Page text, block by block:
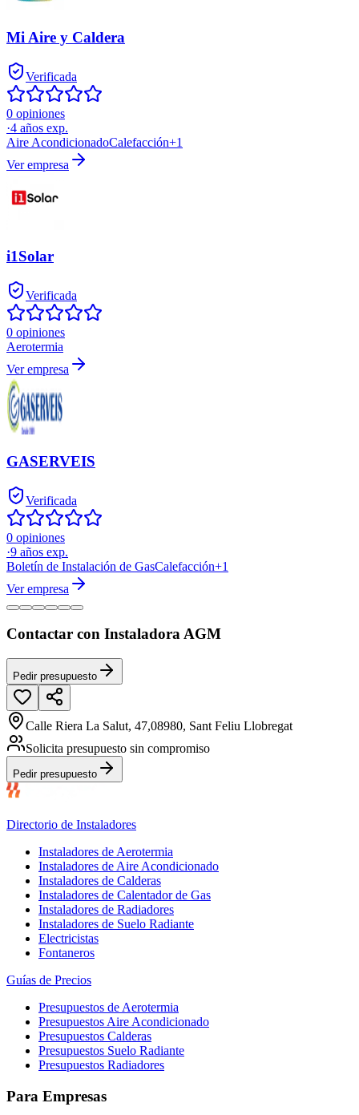
Mi Aire y Caldera
Verificada
0 opiniones
·4 años exp.
Aire AcondicionadoCalefacción+1
Ver empresa
i1Solar
Verificada
0 opiniones
Aerotermia
Ver empresa
GASERVEIS
Verificada
0 opiniones
·9 años exp.
Boletín de Instalación de GasCalefacción+1
Ver empresa
Contactar con Instaladora AGM
Pedir presupuesto
Calle Riera La Salut, 47,08980, Sant Feliu Llobregat
Solicita presupuesto sin compromiso
Pedir presupuesto
Directorio de Instaladores
Instaladores de Aerotermia
Instaladores de Aire Acondicionado
Instaladores de Calderas
Instaladores de Calentador de Gas
Instaladores de Radiadores
Instaladores de Suelo Radiante
Electricistas
Fontaneros
Guías de Precios
Presupuestos de Aerotermia
Presupuestos Aire Acondicionado
Presupuestos Calderas
Presupuestos Suelo Radiante
Presupuestos Radiadores
Para Empresas